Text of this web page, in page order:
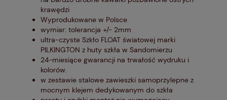
krawędzi
Wyprodukowane w Polsce
wymiar: tolerancja +/- 2mm
ultra-czyste Szkło FLOAT światowej marki
PILKINGTON z huty szkła w Sandomierzu
24-miesiące gwarancji na trwałość wydruku i
kolorów.
w zestawie stalowe zawieszki samoprzylepne z
mocnym klejem dedykowanym do szkła